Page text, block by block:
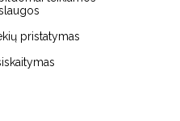
pristatymas